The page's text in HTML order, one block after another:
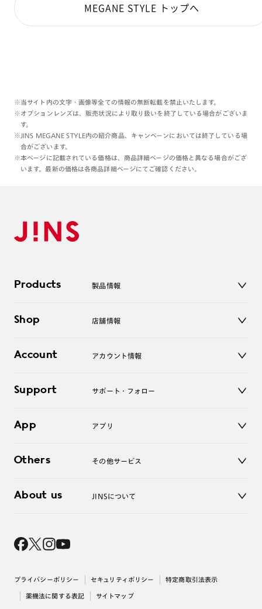
MEGANE STYLE トップへ
※当サイト内の文字・画像等全ての情報の無断転載を禁止いたします。
※オプションレンズは、販売状況により取り扱いを終了している場合がございま
す。
※JINS MEGANE STYLE内の紹介商品、キャンペーンにおいては終了している場
合がございます。
※本ページに記載されている価格は、商品詳細ページの価格と異なる場合がござ
います。最新の価格は各商品詳細ページにてご確認ください。
Products 製品情報
サングラス
コンタクトレンズ
アクセサリー
Shop 店舗情報
オンラインショップ
Account アカウント情報
ログアウト
Support サポート・フォロー
よくあるご質問
お問い合わせ
App アプリ
Others その他サービス
レンズ交換
About us JINSについて
採用情報
出店について
プライバシーポリシー セキュリティポリシー 特定商取引法表示
薬機法に関する表記 サイトマップ